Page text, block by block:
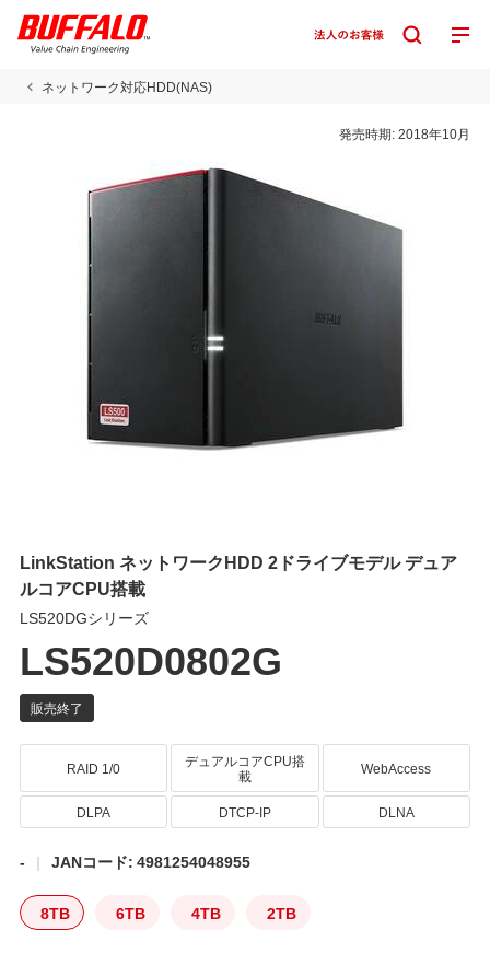
ネットワーク対応HDD(NAS)
発売時期:2018年10月
LinkStation ネットワークHDD 2ドライブモデル デュア
ルコアCPU搭載
LS520DGシリーズ
LS520D0802G
RAID 1/0 デュアルコアCPU搭
載 WebAccess
DLPA DTCP-IP DLNA
- JANコード: 4981254048955
8TB 6TB 4TB 2TB